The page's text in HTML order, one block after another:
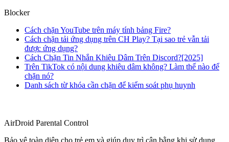
Blocker
Cách chặn YouTube trên máy tính bảng Fire?
Cách chặn tải ứng dụng trên CH Play? Tại sao trẻ vẫn tải
được ứng dụng?
Cách Chặn Tin Nhắn Khiêu Dâm Trên Discord?[2025]
Trên TikTok có nội dung khiêu dâm không? Làm thế nào để
chặn nó?
Danh sách từ khóa cần chặn để kiểm soát phụ huynh
AirDroid Parental Control
Bảo vệ toàn diện cho trẻ em và giúp duy trì cân bằng khi sử dụng